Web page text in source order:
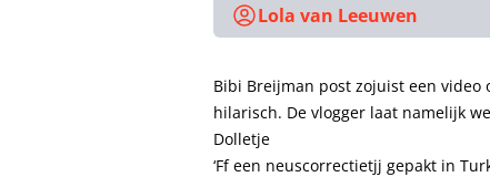
Lola van Leeuwen
Bibi Breijman post zojuist een
hilarisch. De vlogger laat namelijk
Dolletje
‘Ff een neuscorrectietjj gepakt in